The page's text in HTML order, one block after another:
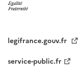
legifrance.gouv.fr
service-public.fr